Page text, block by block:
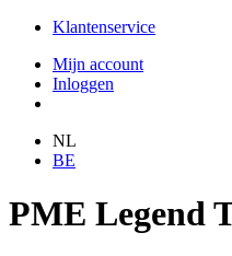
Klantenservice
Mijn account
Inloggen
NL
BE
PME Legend